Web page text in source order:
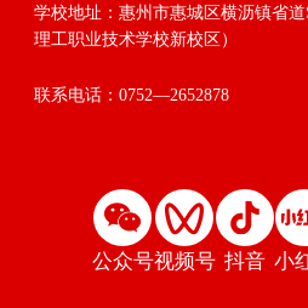
学校地址：惠州市惠城区横沥镇省
理工职业技术学校新校区）
联系电话：0752—2652878
公众号视频号 抖音 小